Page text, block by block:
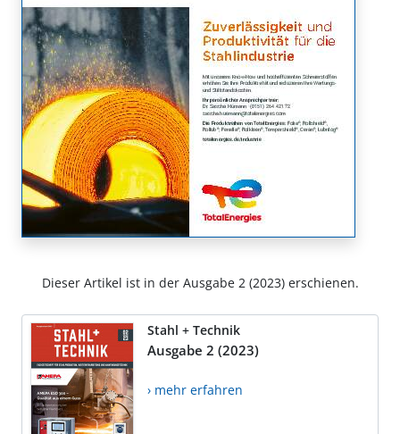
Dieser Artikel ist in der Ausgabe 2 (2023) erschienen.
Stahl + Technik
Ausgabe 2 (2023)
› mehr erfahren